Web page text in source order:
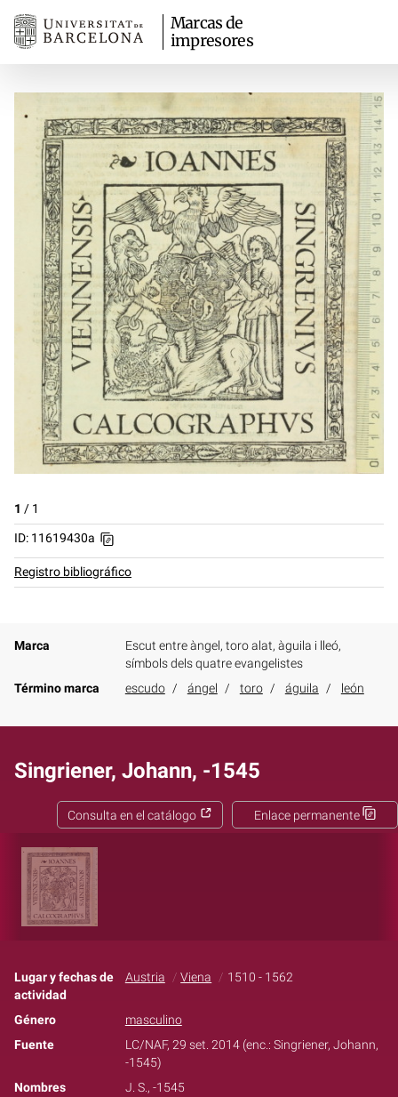
Marcas de
impresores
1 / 1
ID: 11619430a
Registro bibliográfico
Marca
Escut entre àngel, toro alat, àguila i lleó,
símbols dels quatre evangelistes
Término marca
escudo ángel toro águila león
Singriener, Johann, -1545
Enlace permanente
Consulta en el catálogo
Lugar y fechas de
actividad
Austria Viena 1510 - 1562
Género
masculino
Fuente
LC/NAF, 29 set. 2014 (enc.: Singriener, Johann,
-1545)
Nombres
J. S., -1545